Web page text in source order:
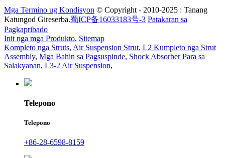
Mga Termino ug Kondisyon © Copyright - 2010-2025 : Tanang
Katungod Gireserba.蜀ICP备16033183号-3 Patakaran sa
Pagkapribado
Init nga mga Produkto, Sitemap
Kompleto nga Struts, Air Suspension Strut, L2 Kumpleto nga Strut
Assembly, Mga Bahin sa Pagsuspinde, Shock Absorber Para sa
Salakyanan, L3-2 Air Suspension,
Telepono
Telepono
+86-28-6598-8159